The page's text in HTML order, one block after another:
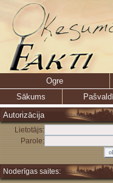
Ogre
Sākums
Autorizācija
Lietotājs:
Parole:
Noderīgas saites: